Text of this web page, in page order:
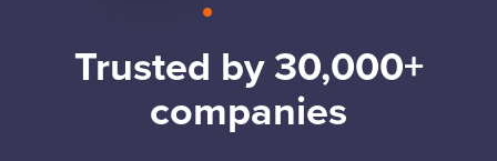
Trusted by 30,000+
companies